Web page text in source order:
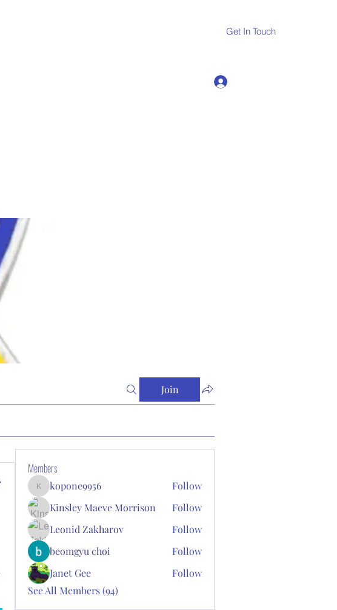
Get In Touch
Join
Members
kopone9956
kopone9956
Follow
Kinsley Maeve Morrison
Follow
Leonid Zakharov
Follow
beomgyu choi
Follow
Janet Gee
Follow
See All Members (94)